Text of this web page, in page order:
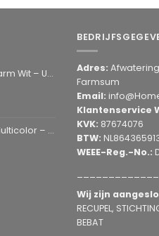
Kinderkamer – 28,5 x 24,5 cm
& Slaapkamer – 25,2 x 23 cm
Adres:
Farmsum
Email:
Klantenservice
KVK: 87674076
BTW:
WEEE-Reg.-No.:
Wij zijn
RECUPEL,
BEBAT